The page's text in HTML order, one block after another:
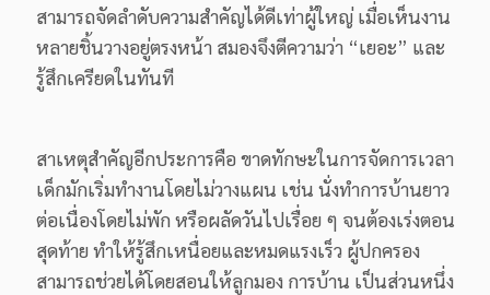
สามารถจัดลำดับความสำคัญได้ดีเท่าผู้ใหญ่ เมื่อเห็นงาน
หลายชิ้นวางอยู่ตรงหน้า สมองจึงตีความว่า “เยอะ” และ
รู้สึกเครียดในทันที
สาเหตุสำคัญอีกประการคือ ขาดทักษะในการจัดการเวลา
เด็กมักเริ่มทำงานโดยไม่วางแผน เช่น นั่งทำการบ้านยาว
ต่อเนื่องโดยไม่พัก หรือผลัดวันไปเรื่อย ๆ จนต้องเร่งตอน
สุดท้าย ทำให้รู้สึกเหนื่อยและหมดแรงเร็ว ผู้ปกครอง
สามารถช่วยได้โดยสอนให้ลูกมอง การบ้าน เป็นส่วนหนึ่ง